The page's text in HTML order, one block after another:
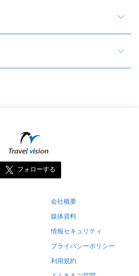
フォローする
会社概要
媒体資料
情報セキュリティ
プライバシーポリシー
利用規約